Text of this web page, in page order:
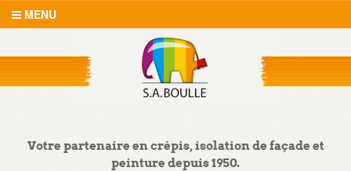
MENU
Votre partenaire en crépis, isolation de façade et
peinture depuis 1950.